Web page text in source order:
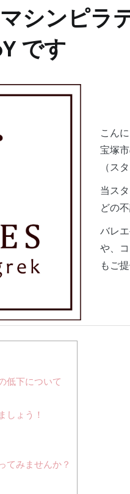
シンピラ
です
こんに
宝塚
（ス
当ス
どの
バレ
や、
もご
低下について
しょう！
てみませんか？